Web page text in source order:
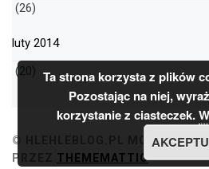
(26)
luty 2014
(20)
© HLEHLEBLOG.PL MOTYW
PRZEZ THEMEMATTIC
Ta strona korzysta z plików
Pozostając na niej,
korzystanie z ciasteczek.